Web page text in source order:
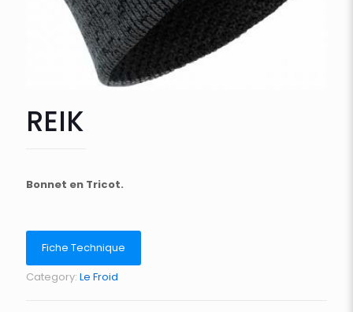
REIK
Bonnet en Tricot.
Fiche Technique
Category: Le Froid